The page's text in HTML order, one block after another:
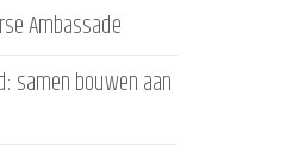
Ambassade
samen bouwen aan